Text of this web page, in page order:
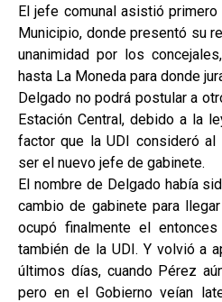
El jefe comunal asistió
Municipio, donde presentó su
unanimidad por los
hasta La Moneda para donde
Delgado no podrá postular a
Estación Central, debido a la
factor que la UDI consideró al
ser el nuevo jefe de gabinete.
El nombre de Delgado había
cambio de gabinete para
ocupó finalmente el
también de la UDI. Y volvió a
últimos días, cuando Pérez
pero en el Gobierno veían